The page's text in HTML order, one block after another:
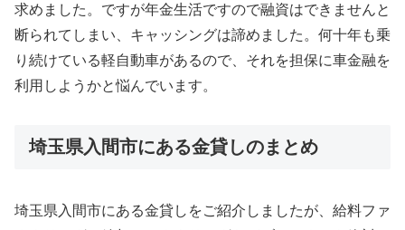
求めました。ですが年金生活ですので融資はできませんと
断られてしまい、キャッシングは諦めました。何十年も乗
り続けている軽自動車があるので、それを担保に車金融を
利用しようかと悩んでいます。
埼玉県入間市にある金貸しのまとめ
埼玉県入間市にある金貸しをご紹介しましたが、給料ファ